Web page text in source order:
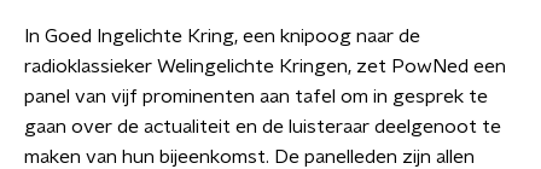
In Goed Ingelichte Kring, een knipoog naar de
radioklassieker Welingelichte Kringen, zet PowNed een
panel van vijf prominenten aan tafel om in gesprek te
gaan over de actualiteit en de luisteraar deelgenoot te
maken van hun bijeenkomst. De panelleden zijn allen